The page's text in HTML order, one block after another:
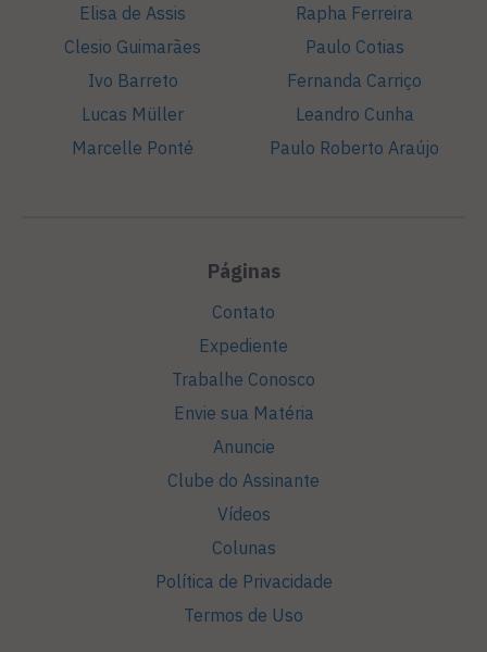
Elisa de Assis
Clesio Guimarães
Ivo Barreto
Lucas Müller
Marcelle Ponté
Rapha Ferreira
Paulo Cotias
Fernanda Carriço
Leandro Cunha
Paulo Roberto Araújo
Páginas
Contato
Expediente
Trabalhe Conosco
Envie sua Matéria
Anuncie
Clube do Assinante
Vídeos
Colunas
Política de Privacidade
Termos de Uso